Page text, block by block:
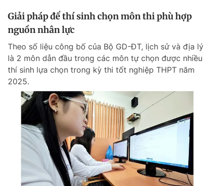
Giải pháp để thí sinh chọn môn thi phù hợp
nguồn nhân lực
Theo số liệu công bố của Bộ GD-ĐT, lịch sử và địa lý
là 2 môn dẫn đầu trong các môn tự chọn được nhiều
thí sinh lựa chọn trong kỳ thi tốt nghiệp THPT năm
2025.